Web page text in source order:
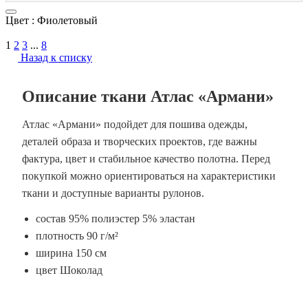
Цвет : Фиолетовый
1 2 3 ... 8
Назад к списку
Описание ткани Атлас «Армани»
Атлас «Армани» подойдет для пошива одежды,
деталей образа и творческих проектов, где важны
фактура, цвет и стабильное качество полотна. Перед
покупкой можно ориентироваться на характеристики
ткани и доступные варианты рулонов.
состав 95% полиэстер 5% эластан
плотность 90 г/м²
ширина 150 см
цвет Шоколад